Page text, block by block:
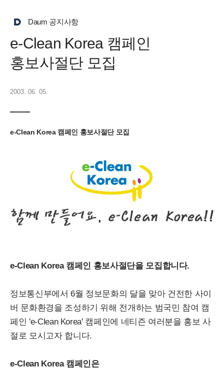
Daum 공지사항
e-Clean Korea 캠페인
홍보사절단 모집
2003. 06. 05.
e-Clean Korea 캠페인 홍보사절단 모집
e-Clean Korea 캠페인 홍보사절단을 모집합니다.
정보통신부에서 6월 정보문화의 달을 맞아 건전한 사이
버 문화환경을 조성하기 위해 전개하는 범국민 참여 캠
페인 'e-Clean Korea' 캠페인에 네티즌 여러분을 홍보 사
절로 모시고자 합니다.
e-Clean Korea 캠페인은